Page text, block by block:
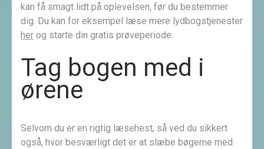
kan få smagt lidt på oplevelsen, før du bestemmer
dig. Du kan for eksempel læse mere lydbogstjenester
her og starte din gratis prøveperiode.
Tag bogen med i
ørene
Selvom du er en rigtig læsehest, så ved du sikkert
også, hvor besværligt det er at slæbe bøgerne med